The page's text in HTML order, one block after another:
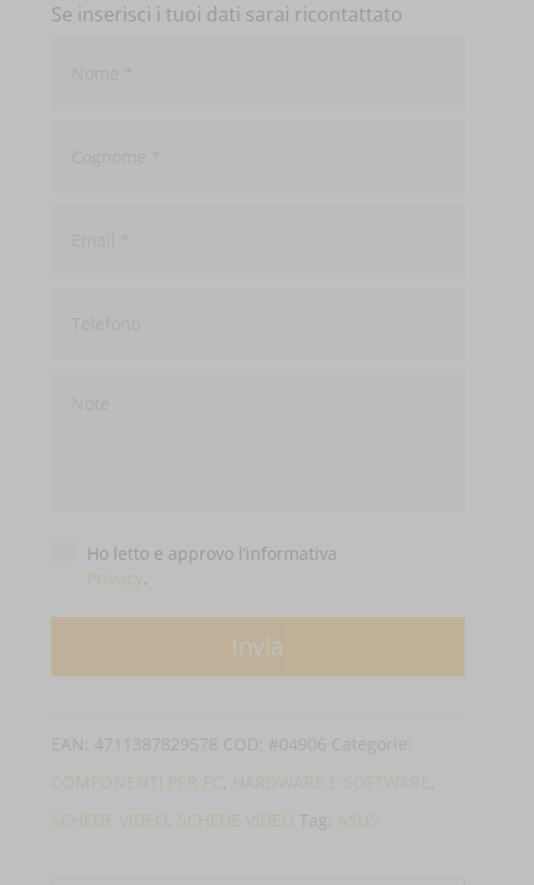
Se inserisci i tuoi dati sarai ricontattato
*
Ho letto e approvo l’informativa
Privacy.
COMPONENTI PER PC
HARDWARE E SOFTWARE
SCHEDE VIDEO SCHEDE VIDEO Tag:ASUS